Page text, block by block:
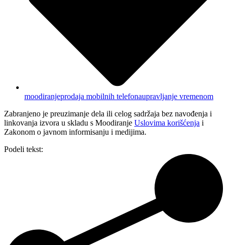
moodiranjeprodaja mobilnih telefonaupravljanje vremenom
Zabranjeno je preuzimanje dela ili celog sadržaja bez navođenja i
linkovanja izvora u skladu s Moodiranje Uslovima korišćenja i
Zakonom o javnom informisanju i medijima.
Podeli tekst: